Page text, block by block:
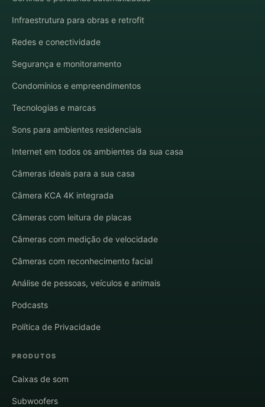
Infraestrutura para obras e retrofit
Redes e conectividade
Segurança e monitoramento
Condomínios e empreendimentos
Tecnologias e marcas
Sons para ambientes residenciais
Internet em todos os ambientes da sua casa
Câmeras ideais para a sua casa
Câmera KCA 4K integrada
Câmeras com leitura de placas
Câmeras com medição de velocidade
Câmeras com reconhecimento facial
Análise de pessoas, veículos e animais
Podcasts
Política de Privacidade
PRODUTOS
Caixas de som
Subwoofers